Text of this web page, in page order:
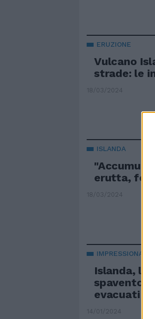
ERUZIONE
Vulcano
strade: le
18/03/2024
ISLANDA
"Accumulo
erutta,
18/03/2024
IMPRESSIONANTE
Islanda,
evacuati
14/01/2024